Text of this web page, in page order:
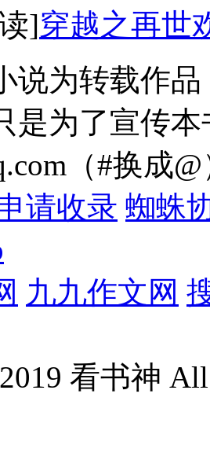
]穿越之再世
说为转载作
是为了宣传
（#换成
请收录 蜘蛛
九九作文网
看书神 All